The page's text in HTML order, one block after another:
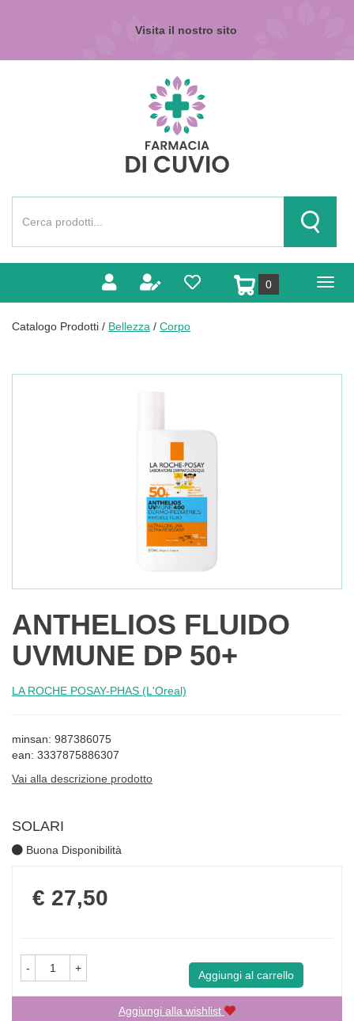
Visita il nostro sito
Prodotto
Cerca
0prodotti
inseriti
Catalogo Prodotti / Bellezza / Corpo
ANTHELIOS FLUIDO
UVMUNE DP 50+
LA ROCHE POSAY-PHAS (L'Oreal)
minsan: 987386075
ean: 3337875886307
Vai alla descrizione prodotto
SOLARI
Buona Disponibilità
Prezzo
€ 27,50
- +
Aggiungi al carrello
Aggiungi alla wishlist